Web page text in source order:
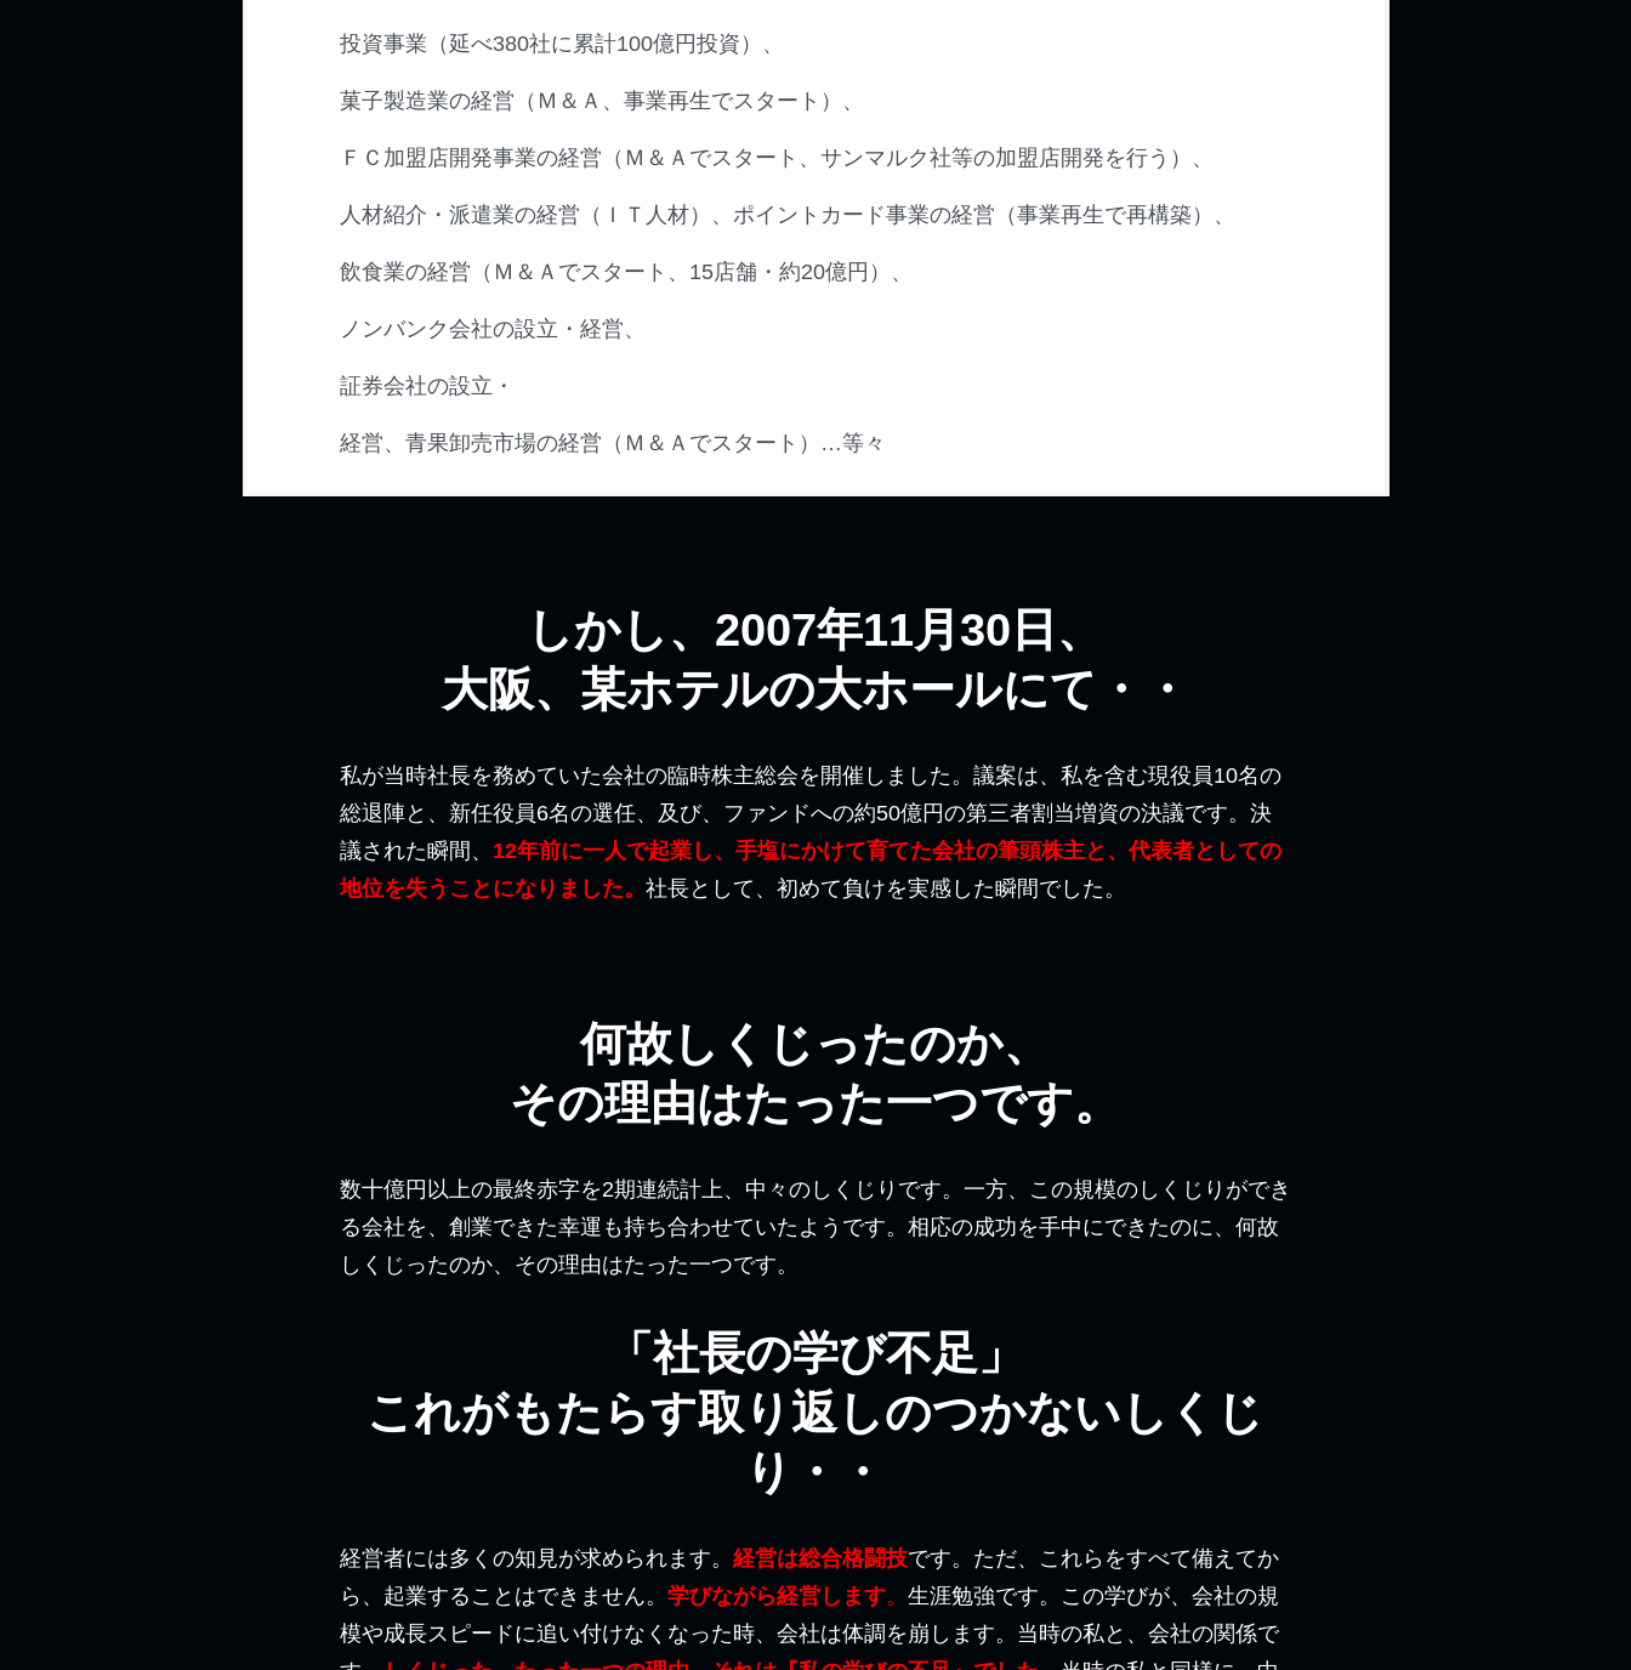
投資事業（延べ380社に累計100億円投資）、
菓子製造業の経営（Ｍ＆Ａ、事業再生でスタート）、
ＦＣ加盟店開発事業の経営（Ｍ＆Ａでスタート、サンマルク社等の加盟店開発を行う）、
人材紹介・派遣業の経営（ＩＴ人材）、ポイントカード事業の経営（事業再生で再構築）、
飲食業の経営（Ｍ＆Ａでスタート、15店舗・約20億円）、
ノンバンク会社の設立・経営、
証券会社の設立・
経営、青果卸売市場の経営（Ｍ＆Ａでスタート）…等々
しかし、2007年11月30日、
大阪、某ホテルの大ホールにて・・
私が当時社長を務めていた会社の臨時株主総会を開催しました。議案は、私を含む現役員10名の
総退陣と、新任役員6名の選任、及び、ファンドへの約50億円の第三者割当増資の決議です。決
議された瞬間、 12年前に一人で起業し、手塩にかけて育てた会社の筆頭株主と、代表者としての
地位を失うことになりました。 社長として、初めて負けを実感した瞬間でした。
何故しくじったのか、
その理由はたった一つです。
数十億円以上の最終赤字を2期連続計上、中々のしくじりです。一方、この規模のしくじりができ
る会社を、創業できた幸運も持ち合わせていたようです。相応の成功を手中にできたのに、何故
しくじったのか、その理由はたった一つです。
「社長の学び不足」
これがもたらす取り返しのつかないしくじ
り・・
経営者には多くの知見が求められます。 経営は総合格闘技です。ただ、これらをすべて備えてか
ら、起業することはできません。 学びながら経営します。 生涯勉強です。この学びが、会社の規
模や成長スピードに追い付けなくなった時、会社は体調を崩します。当時の私と、会社の関係で